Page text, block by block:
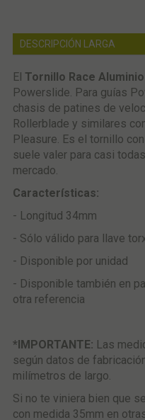
DESCRIPCIÓN LARGA
El Tornillo Race
Powerslide. Para guías
chasis de patines de
Rollerblade y similares
Pleasure. Es el tornillo
suele valer para casi
mercado.
Características:
- Longitud 34mm
- Sólo válido para llave
- Disponible por unidad
- Disponible también en
otra referencia
*IMPORTANTE: Las
según datos de
milímetros de largo.
Si no te viniera bien que
con medida 35mm en